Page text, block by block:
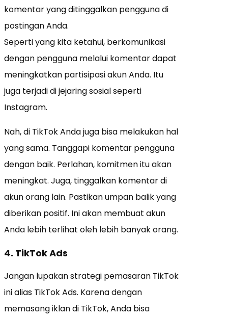
komentar yang ditinggalkan pengguna di
postingan Anda.
Seperti yang kita ketahui, berkomunikasi
dengan pengguna melalui komentar dapat
meningkatkan partisipasi akun Anda. Itu
juga terjadi di jejaring sosial seperti
Instagram.
Nah, di TikTok Anda juga bisa melakukan hal
yang sama. Tanggapi komentar pengguna
dengan baik. Perlahan, komitmen itu akan
meningkat. Juga, tinggalkan komentar di
akun orang lain. Pastikan umpan balik yang
diberikan positif. Ini akan membuat akun
Anda lebih terlihat oleh lebih banyak orang.
4. TikTok Ads
Jangan lupakan strategi pemasaran TikTok
ini alias TikTok Ads. Karena dengan
memasang iklan di TikTok, Anda bisa